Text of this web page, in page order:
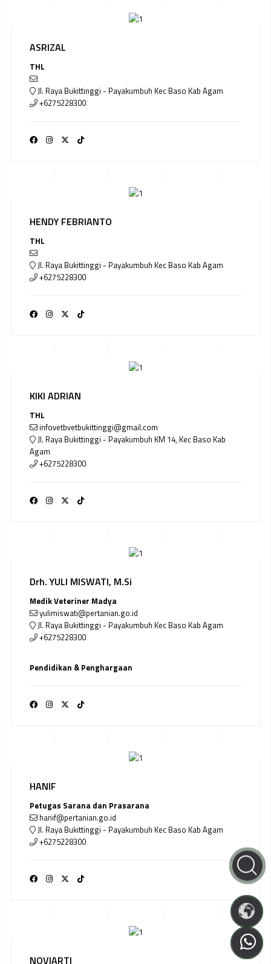
ASRIZAL
THL
Jl. Raya Bukittinggi - Payakumbuh Kec Baso Kab Agam
+6275228300
HENDY FEBRIANTO
THL
Jl. Raya Bukittinggi - Payakumbuh Kec Baso Kab Agam
+6275228300
KIKI ADRIAN
THL
infovetbvetbukittinggi@gmail.com
Jl. Raya Bukittinggi - Payakumbuh KM 14, Kec Baso Kab
Agam
+6275228300
Drh. YULI MISWATI, M.Si
Medik Veteriner Madya
yulimiswati@pertanian.go.id
Jl. Raya Bukittinggi - Payakumbuh Kec Baso Kab Agam
+6275228300
Pendidikan & Penghargaan
HANIF
Petugas Sarana dan Prasarana
hanif@pertanian.go.id
Jl. Raya Bukittinggi - Payakumbuh Kec Baso Kab Agam
+6275228300
NOVIARTI